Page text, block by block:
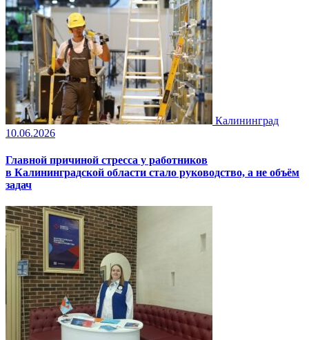
Калининград
10.06.2026
Главной причиной стресса у работников
в Калининградской области стало руководство, а не объём
задач